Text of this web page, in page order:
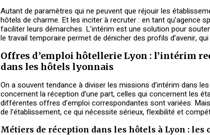
Autant de paramètres qui ne peuvent que réjouir les
hôtels de charme. Et les inciter à recruter : en tant qu’agence
faciliter leurs démarches. L’intérim est une solution pour
le travail temporaire permet de dénicher des profils d’avenir,
Offres d’emploi hôtellerie Lyon : l’intérim
dans les hôtels lyonnais
On a souvent tendance à diviser les missions d’intérim dans
concernent la réception d’une part, celles qui concernent les
différentes offres d’emploi correspondantes sont variées.
de l’établissement, ce qui nécessite sérieux, flexibilité et
Métiers de réception dans les hôtels à Lyon :